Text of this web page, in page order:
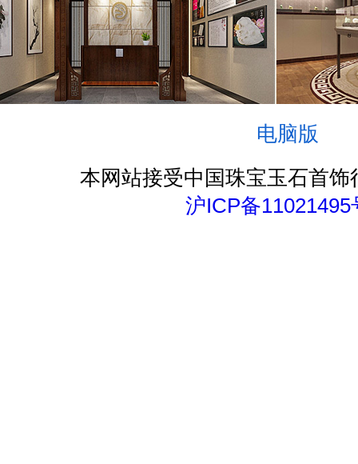
电脑版
本网站接受中国珠宝玉石首饰
沪ICP备11021495